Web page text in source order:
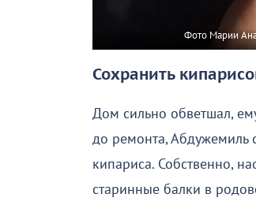
Фото Марии
Сохранить
Дом сильно обветшал,
до ремонта, Абдужемиль
кипариса. Собственно,
старинные балки в